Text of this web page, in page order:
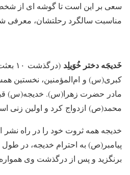
سعی بر این است تا گوشه ای از
مناسبت سالگرد رحلتشان، معرفی
خَدیجَه دختر خُوَیلِد
کبری(س) و ام‌المؤمنین، نخستین
مادر حضرت زهرا(س). خدیجه(س)
محمد(ص) ازدواج کرد و اولین زنی
خدیجه همه ثروت خود را در راه نشر
پیامبر(ص) به احترام خدیجه، در
برنگزید و پس از درگذشت وی همواره